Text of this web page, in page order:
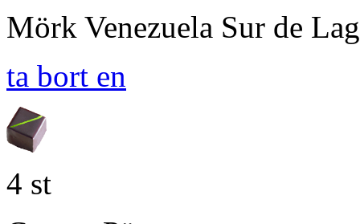
Mörk Venezuela Sur de
ta bort en
4 st